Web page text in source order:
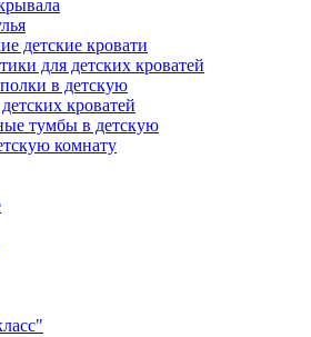
детские кровати
для детских кроватей
в детскую
кроватей
тумбы в детскую
комнату